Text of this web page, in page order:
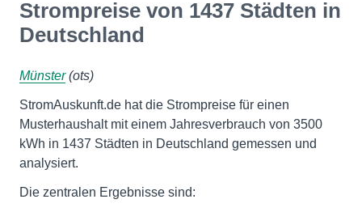
Strompreise von 1437 Städten in
Deutschland
Münster(ots)
StromAuskunft.de hat die Strompreise für einen
Musterhaushalt mit einem Jahresverbrauch von 3500
kWh in 1437 Städten in Deutschland gemessen und
analysiert.
Die zentralen Ergebnisse sind: